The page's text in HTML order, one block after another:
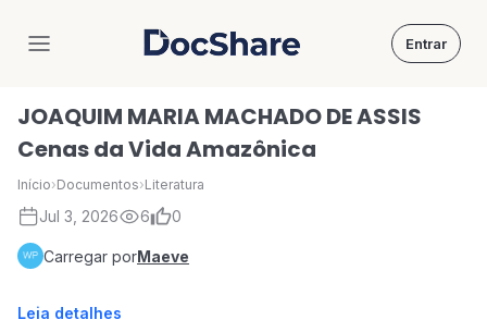
DocShare Entrar
JOAQUIM MARIA MACHADO DE ASSIS
Cenas da Vida Amazônica
Início›Documentos›Literatura
Jul 3, 2026 6 0
Carregar porMaeve
Leia detalhes